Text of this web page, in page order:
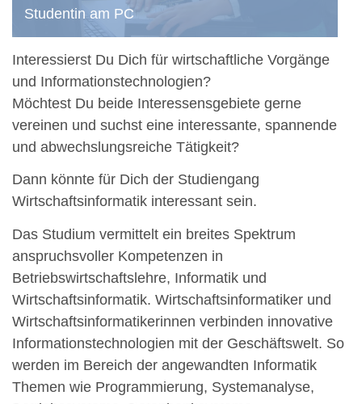
Studentin am PC
Interessierst Du Dich für wirtschaftliche Vorgänge
und Informationstechnologien?
Möchtest Du beide Interessensgebiete gerne
vereinen und suchst eine interessante, spannende
und abwechslungsreiche Tätigkeit?
Dann könnte für Dich der Studiengang
Wirtschaftsinformatik interessant sein.
Das Studium vermittelt ein breites Spektrum
anspruchsvoller Kompetenzen in
Betriebswirtschaftslehre, Informatik und
Wirtschaftsinformatik. Wirtschaftsinformatiker und
Wirtschaftsinformatikerinnen verbinden innovative
Informationstechnologien mit der Geschäftswelt. So
werden im Bereich der angewandten Informatik
Themen wie Programmierung, Systemanalyse,